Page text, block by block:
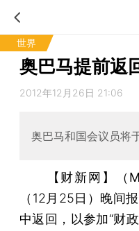
世界
奥巴马提前返
2012年12月26日 21:06
奥巴马和国会议员将
【财新网】（
（12月25日）晚间
中返回，以参加“财